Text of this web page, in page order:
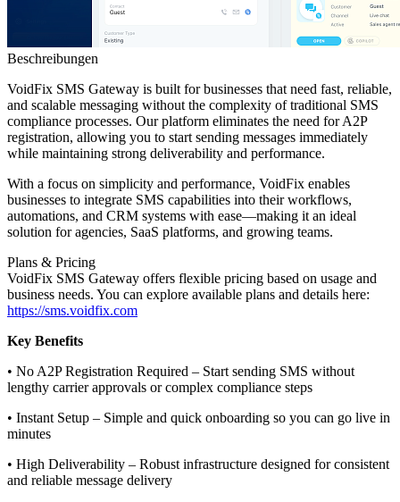
Beschreibungen
VoidFix SMS Gateway is built for businesses that need fast, reliable,
and scalable messaging without the complexity of traditional SMS
compliance processes. Our platform eliminates the need for A2P
registration, allowing you to start sending messages immediately
while maintaining strong deliverability and performance.
With a focus on simplicity and performance, VoidFix enables
businesses to integrate SMS capabilities into their workflows,
automations, and CRM systems with ease—making it an ideal
solution for agencies, SaaS platforms, and growing teams.
Plans & Pricing
VoidFix SMS Gateway offers flexible pricing based on usage and
business needs. You can explore available plans and details here:
https://sms.voidfix.com
Key Benefits
• No A2P Registration Required – Start sending SMS without
lengthy carrier approvals or complex compliance steps
• Instant Setup – Simple and quick onboarding so you can go live in
minutes
• High Deliverability – Robust infrastructure designed for consistent
and reliable message delivery